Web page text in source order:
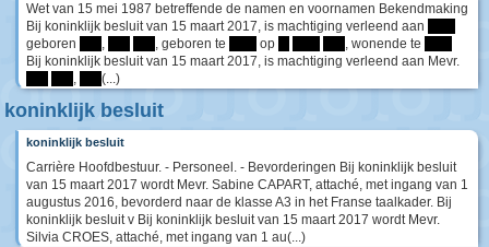
Wet van 15 mei 1987 betreffende de namen en voornamen Bekendmaking
Bij koninklijk besluit van 15 maart 2017, is machtiging verleend aan
geboren
, , geboren te op , wonende te
Bij koninklijk besluit van 15 maart 2017, is machtiging verleend aan Mevr.
, (...)
koninklijk besluit
koninklijk besluit
Carrière Hoofdbestuur. - Personeel. - Bevorderingen Bij koninklijk besluit
van 15 maart 2017 wordt Mevr. Sabine CAPART, attaché, met ingang van 1
augustus 2016, bevorderd naar de klasse A3 in het Franse taalkader. Bij
koninklijk besluit v Bij koninklijk besluit van 15 maart 2017 wordt Mevr.
Silvia CROES, attaché, met ingang van 1 au(...)